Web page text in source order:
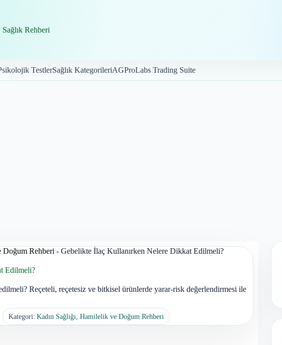
Rehberi
TestlerSağlık KategorileriAGProLabs Trading Suite
Doğum Rehberi - Gebelikte İlaç Kullanırken Nelere Dikkat Edilmeli?
Edilmeli?
Reçeteli, reçetesiz ve bitkisel ürünlerde yarar-risk değerlendirmesi ile
Kategori: Kadın Sağlığı, Hamilelik ve Doğum Rehberi